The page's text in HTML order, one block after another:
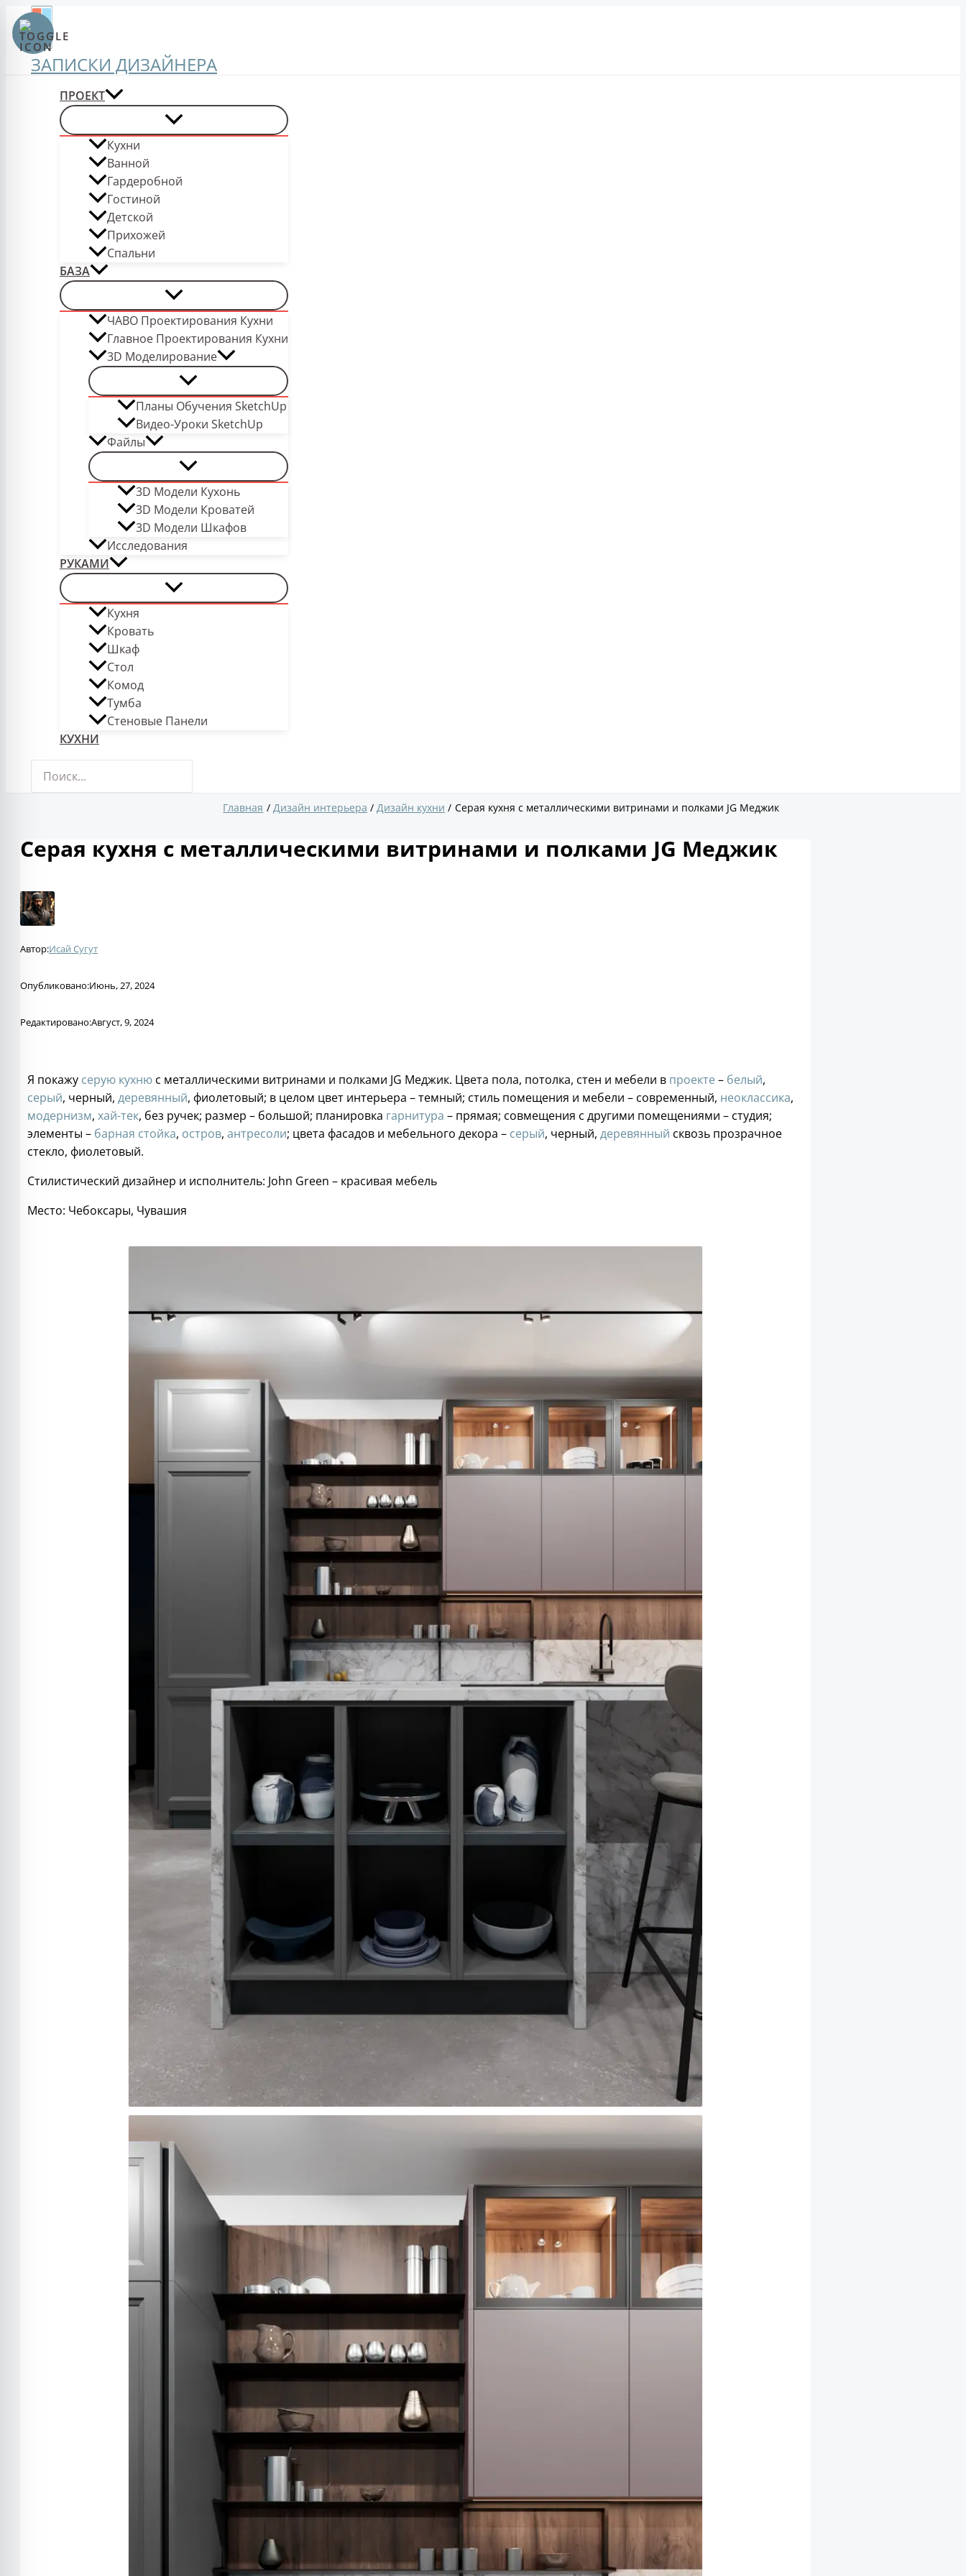
Перейти
содержимому
ЗАПИСКИ ДИЗАЙНЕРА
ПРОЕКТ
Кухни
Ванной
Гардеробной
Гостиной
Детской
Прихожей
Спальни
БАЗА
ЧАВО Проектирования Кухни
Главное Проектирования Кухни
3D Моделирование
Планы Обучения SketchUp
Видео-Уроки SketchUp
Файлы
3D Модели Кухонь
3D Модели Кроватей
3D Модели Шкафов
Исследования
РУКАМИ
Кухня
Кровать
Шкаф
Стол
Комод
Тумба
Стеновые Панели
КУХНИ
Главная Дизайн интерьера Дизайн кухни Серая кухня с металлическими витринами и полками JG Меджик
Серая кухня с металлическими витринами и полками JG Меджик
Автор:Исай Сугут
Опубликовано:Июнь, 27, 2024
Редактировано:Август, 9, 2024
Я покажу серую кухню с металлическими витринами и полками JG Меджик. Цвета пола, потолка, стен и мебели в проекте– белый,
серый, черный, деревянный, фиолетовый; в целом цвет интерьера – темный; стиль помещения и мебели – современный, неоклассика,
модернизм, хай-тек, без ручек; размер – большой; планировка гарнитура – прямая; совмещения с другими помещениями – студия;
элементы – барная стойка, остров, антресоли; цвета фасадов и мебельного декора – серый, черный, деревянный сквозь прозрачное
стекло, фиолетовый.
Стилистический дизайнер и исполнитель: John Green – красивая мебель
Место: Чебоксары, Чувашия